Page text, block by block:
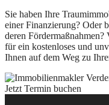
Sie haben Ihre
einer Finanzierung? Oder
deren
für ein kostenloses und
Ihnen auf dem Weg zu
Jetzt Termin buchen